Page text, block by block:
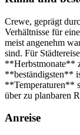
Crewe, geprägt
Verhältnisse für
meist angenehm
sind. Für
**Herbstmonate**
**beständigsten**
**Temperaturen**
über zu planbaren
Anreise